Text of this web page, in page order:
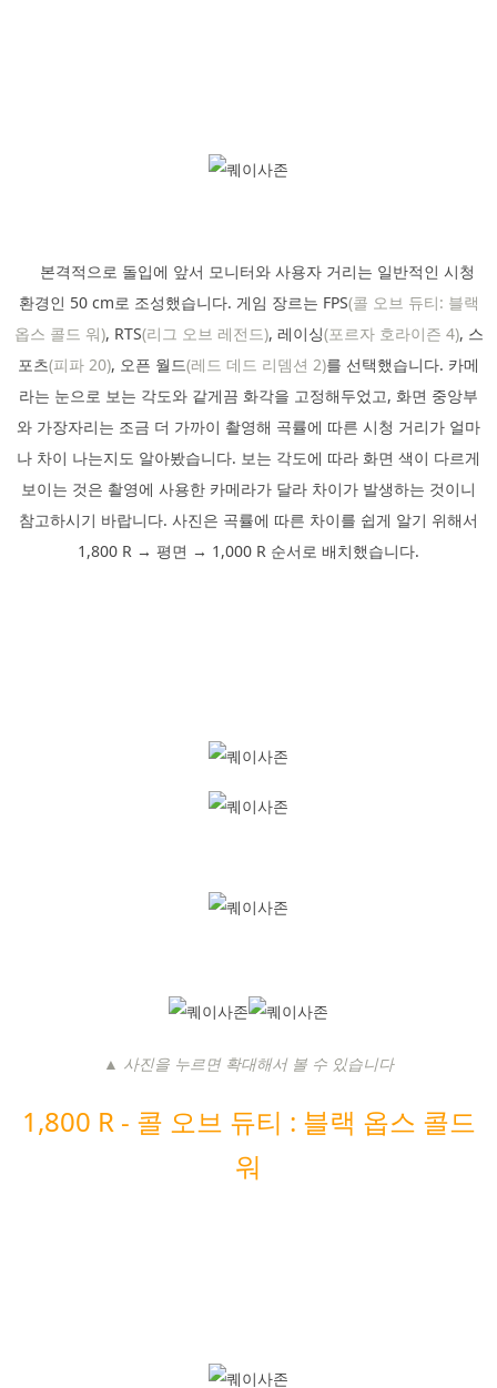
본격적으로 돌입에 앞서 모니터와 사용자 거리는 일반적인 시청
환경인 50 cm로 조성했습니다. 게임 장르는 FPS(콜 오브 듀티: 블랙
옵스 콜드 워), RTS(리그 오브 레전드), 레이싱(포르자 호라이즌 4), 스
포츠(피파 20), 오픈 월드(레드 데드 리뎀션 2)를 선택했습니다. 카메
라는 눈으로 보는 각도와 같게끔 화각을 고정해두었고, 화면 중앙부
와 가장자리는 조금 더 가까이 촬영해 곡률에 따른 시청 거리가 얼마
나 차이 나는지도 알아봤습니다. 보는 각도에 따라 화면 색이 다르게
보이는 것은 촬영에 사용한 카메라가 달라 차이가 발생하는 것이니
참고하시기 바랍니다. 사진은 곡률에 따른 차이를 쉽게 알기 위해서
1,800 R → 평면 → 1,000 R 순서로 배치했습니다.
▲ 사진을 누르면 확대해서 볼 수 있습니다
1,800 R - 콜 오브 듀티 : 블랙 옵스 콜드
워